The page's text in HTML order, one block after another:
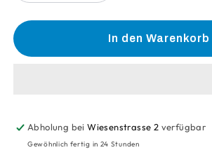
die
Menge
die
Menge
fürIn den Warenkorb
Abholung beiWiesenstrasse 2 verfügbar
Gewöhnlich fertig in 24 Stunden